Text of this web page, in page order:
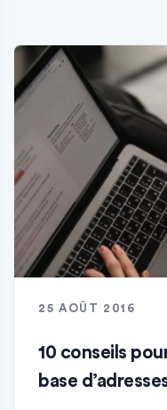
25 AOÛT 2016
10 conseils
base